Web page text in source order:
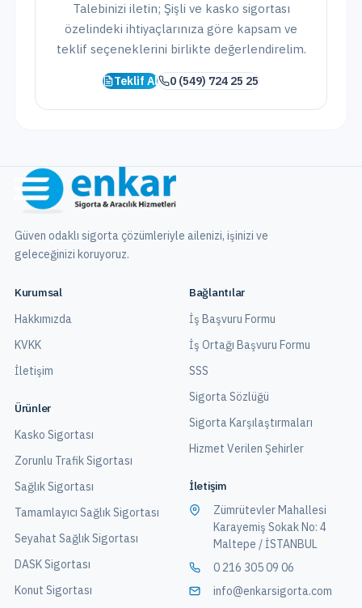
Talebinizi iletin; Şişli ve kasko sigortası
özelindeki ihtiyaçlarınıza göre kapsam ve
teklif seçeneklerini birlikte değerlendirelim.
Teklif Al 0 (549) 724 25 25
Güven odaklı sigorta çözümleriyle ailenizi, işinizi ve
geleceğinizi koruyoruz.
Kurumsal
Hakkımızda
KVKK
İletişim
Ürünler
Kasko Sigortası
Zorunlu Trafik Sigortası
Sağlık Sigortası
Tamamlayıcı Sağlık Sigortası
Seyahat Sağlık Sigortası
DASK Sigortası
Konut Sigortası
Bağlantılar
İş Başvuru Formu
İş Ortağı Başvuru Formu
SSS
Sigorta Sözlüğü
Sigorta Karşılaştırmaları
Hizmet Verilen Şehirler
İletişim
Zümrütevler Mahallesi
Karayemiş Sokak No: 4
Maltepe / İSTANBUL
0 216 305 09 06
info@enkarsigorta.com